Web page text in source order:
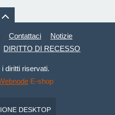
Contattaci
Notizie
DIRITTO DI RECESSO
diritti riservati.
E-shop
DESKTOP